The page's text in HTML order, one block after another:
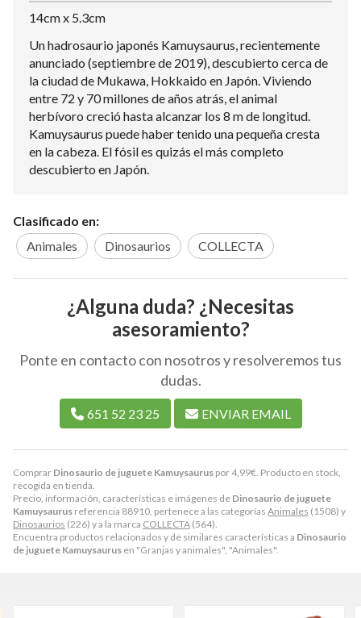
Comprar Dinosaurio de juguete Kamuysaurus por4,99€ . Producto en stock,
recogida en tienda.
Precio, información, características e imágenes de Dinosaurio de juguete
Kamuysaurus referencia 88910, pertenece a las categorías Animales (1508) y
Dinosaurios (226) y a la marca COLLECTA (564).
Encuentra productos relacionados y de similares características a Dinosaurio
de juguete Kamuysaurus en "Granjas y animales", "Animales".
14cm x 5.3cm
Un hadrosaurio japonés Kamuysaurus, recientemente
anunciado (septiembre de 2019), descubierto cerca de
la ciudad de Mukawa, Hokkaido en Japón. Viviendo
entre 72 y 70 millones de años atrás, el animal
herbívoro creció hasta alcanzar los 8 m de longitud.
Kamuysaurus puede haber tenido una pequeña cresta
en la cabeza. El fósil es quizás el más completo
descubierto en Japón.
Clasificado en:
Animales
Dinosaurios COLLECTA
¿Alguna duda? ¿Necesitas
asesoramiento?
Ponte en contacto con nosotros y resolveremos tus
dudas.
651 52 23 25 ENVIAR EMAIL